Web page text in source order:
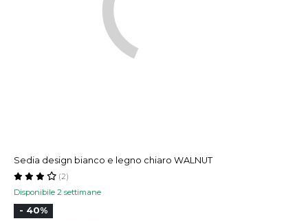
Sedia design bianco e legno chiaro WALNUT
Disponibile 2 settimane
(2)
- 40%